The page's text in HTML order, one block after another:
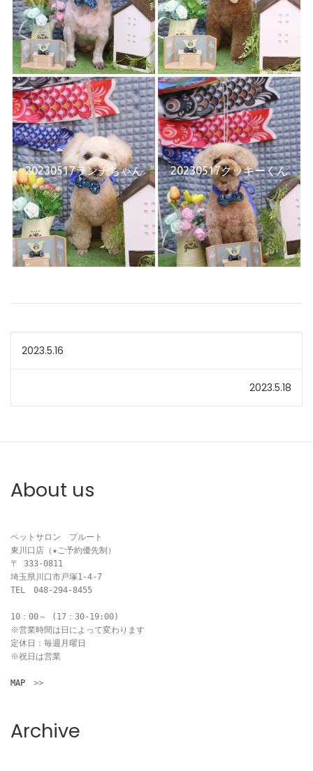
20230517ランチちゃん 20230517クッキーくん
投
稿
ナ
ビ
ー
シ
ョ
ン
2023.5.16
2023.5.18
About us
ペットサロン　プルート
東川口店（★ご予約優先制）
〒 333-0811
埼玉県川口市戸塚1-4-7
TEL　048-294-8455
10：00～ (17：30-19:00)
※営業時間は日によって変わります
定休日：毎週月曜日
※祝日は営業
MAP >>
Archive